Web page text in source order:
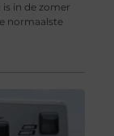
in de zomer
normaalste